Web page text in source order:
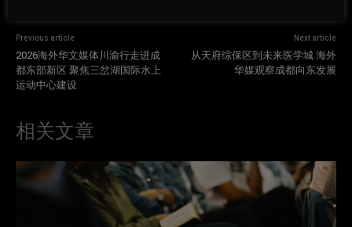
Previous article
2026海外华文媒体川渝行走进成
都东部新区 聚焦三岔湖国际水上
运动中心建设
Next article
从天府综保区到未来医学城 海外
华媒观察成都向东发展
相关文章